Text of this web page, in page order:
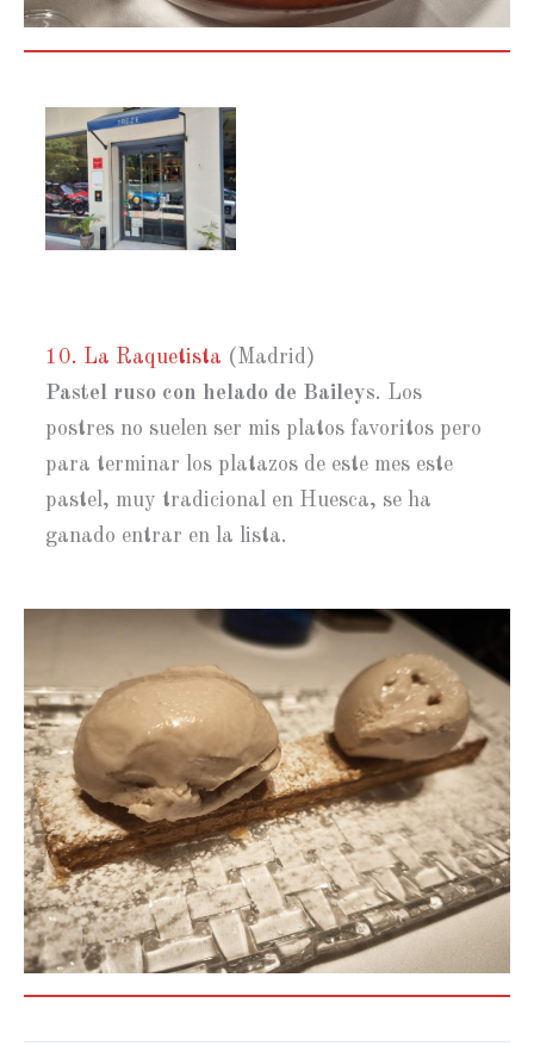
10. La Raquetista (Madrid)
Pastel ruso con helado de Baileys. Los
postres no suelen ser mis platos favoritos pero
para terminar los platazos de este mes este
pastel, muy tradicional en Huesca, se ha
ganado entrar en la lista.